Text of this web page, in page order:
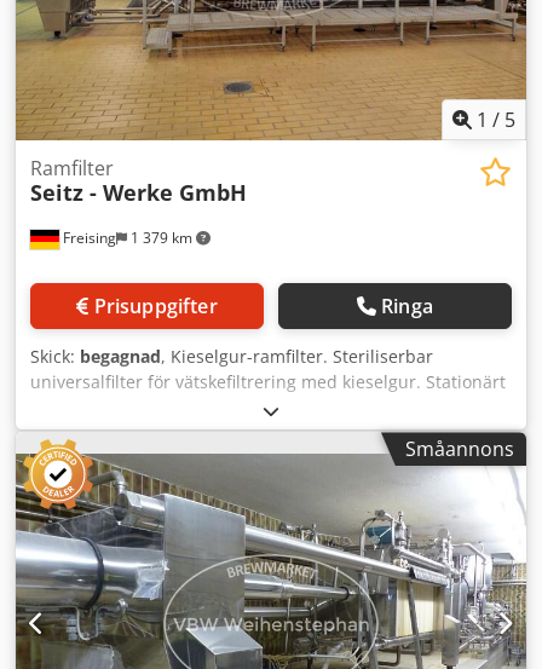
1 / 5
Freising 1 379 km
Ramfilter
Seitz - Werke GmbH
Prisuppgifter Ringa
Skick: begagnad, Kieselgur-ramfilter. Steriliserbar
universalfilter för vätskefiltrering med kieselgur. Stationärt
filter med kvadratiska element i vertikal radplacering.
Hydraulisk filterkakspressning med hydraulstyrning via
inbyggd elektrisk kontrollpanel. Maskin (tillägg):
Kieselgurfilter; Tillverkningsår 1979 - 2010 Kapacitet ca:
850 hl/h kieselgurfilter - filteryta ca 174 - 242 m²
Arbetstryck: 8 bar Effekt: 6 kW Spänning: 220/380 V
Frekvens: 50 Hz Längd: 10 100 mm Csdpfxsxbn Nto Apheha
Bredd: 1 320 mm Höjd: 1 750 mm Format: Kvadratiska
filterelement Placering av lager: Vertikal radplacering av
filterelement Manövrering / styrning: Inbyggd elektrisk
kontrollpanel Material: Rostfritt stål Läge / position:
Småannons